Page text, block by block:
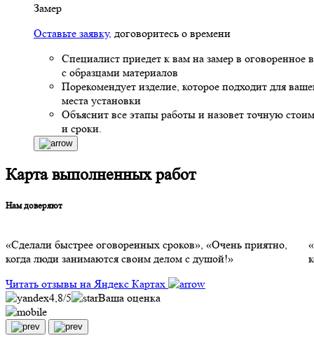
Замер
Оставьте заявку, договоритесь о времени
Специалист приедет к вам на замер в оговоренное
с образцами материалов
Порекомендует изделие, которое подходит для
места установки
Объяснит все этапы работы и назовет точную
и сроки.
Карта выполненных работ
Нам доверяют
«Сделали быстрее оговоренных сроков», «Очень приятно,
когда люди занимаются своим делом с душой!»
Читать отзывы на Яндекс Картах
4,8/5 Ваша оценка